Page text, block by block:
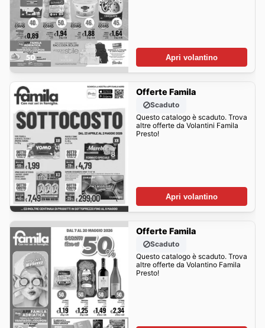
Apri volantino
Offerte Famila
Scaduto
Questo catalogo è scaduto. Trova
altre offerte da Volantini Famila
Presto!
Apri volantino
Offerte Famila
Scaduto
Questo catalogo è scaduto. Trova
altre offerte da Volantino Famila
Presto!